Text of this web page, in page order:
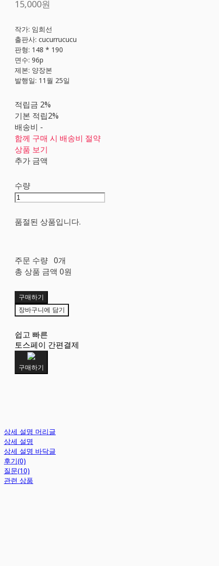
15,000원
작가: 임희선
출판사: cucurrucucu
판형: 148 * 190
면수: 96p
제본: 양장본
발행일: 11월 25일
적립금 2%
기본 적립2%
배송비 -
함께 구매 시 배송비 절약
상품 보기
추가 금액
수량
품절된 상품입니다.
주문 수량 0개
총 상품 금액 0원
구매하기
장바구니에 담기
쉽고 빠른
토스페이 간편결제
구매하기
상세 설명 머리글
상세 설명
상세 설명 바닥글
후기(0)
질문(10)
관련 상품